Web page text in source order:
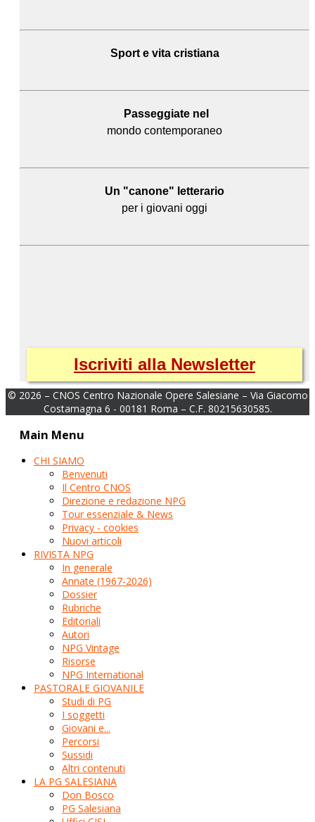
Sport e vita cristiana
Passeggiate nel
mondo contemporaneo
Un "canone" letterario
per i giovani oggi
Iscriviti alla Newsletter
© 2026 – CNOS Centro Nazionale Opere Salesiane – Via Giacomo
Costamagna 6 - 00181 Roma – C.F. 80215630585.
Main Menu
CHI SIAMO
Benvenuti
Il Centro CNOS
Direzione e redazione NPG
Tour essenziale & News
Privacy - cookies
Nuovi articoli
RIVISTA NPG
In generale
Annate (1967-2026)
Dossier
Rubriche
Editoriali
Autori
NPG Vintage
Risorse
NPG International
PASTORALE GIOVANILE
Studi di PG
I soggetti
Giovani e...
Percorsi
Sussidi
Altri contenuti
LA PG SALESIANA
Don Bosco
PG Salesiana